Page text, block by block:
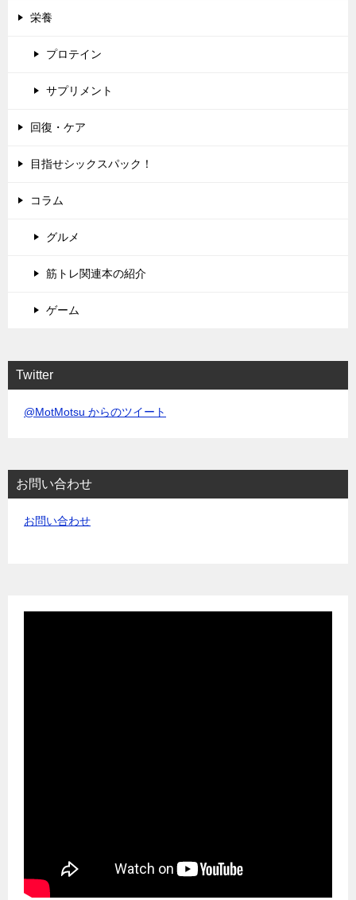
栄養
プロテイン
サプリメント
回復・ケア
目指せシックスパック！
コラム
グルメ
筋トレ関連本の紹介
ゲーム
Twitter
@MotMotsu からのツイート
お問い合わせ
お問い合わせ